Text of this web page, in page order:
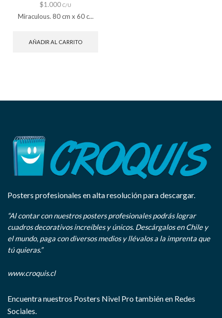
$1.000 C/U
Miraculous. 80 cm x 60 c...
AÑADIR AL CARRITO
Posters profesionales en alta resolución para descargar.
“Al contar con nuestros posters profesionales podrás lograr
cuadros decorativos increíbles y únicos. Descárgalos en Chile y
el mundo, paga con diversos medios y llévalos a la imprenta que
tú quieras.”
www.croquis.cl
Encuentra nuestros Posters Nivel Pro también en Redes
Sociales.